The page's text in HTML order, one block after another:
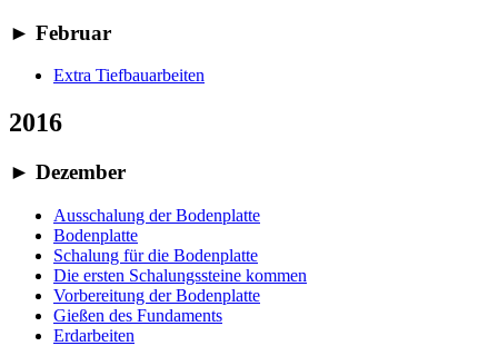
► Februar
Extra Tiefbauarbeiten
2016
► Dezember
Ausschalung der Bodenplatte
Bodenplatte
Schalung für die Bodenplatte
Die ersten Schalungssteine kommen
Vorbereitung der Bodenplatte
Gießen des Fundaments
Erdarbeiten